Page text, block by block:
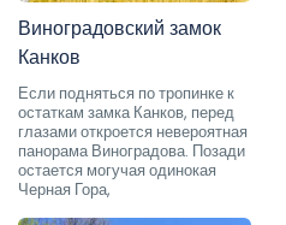
Виноградовский замок
Канков
Если подняться по тропинке к
остаткам замка Канков, перед
глазами откроется невероятная
панорама Виноградова. Позади
остается могучая одинокая
Черная Гора,